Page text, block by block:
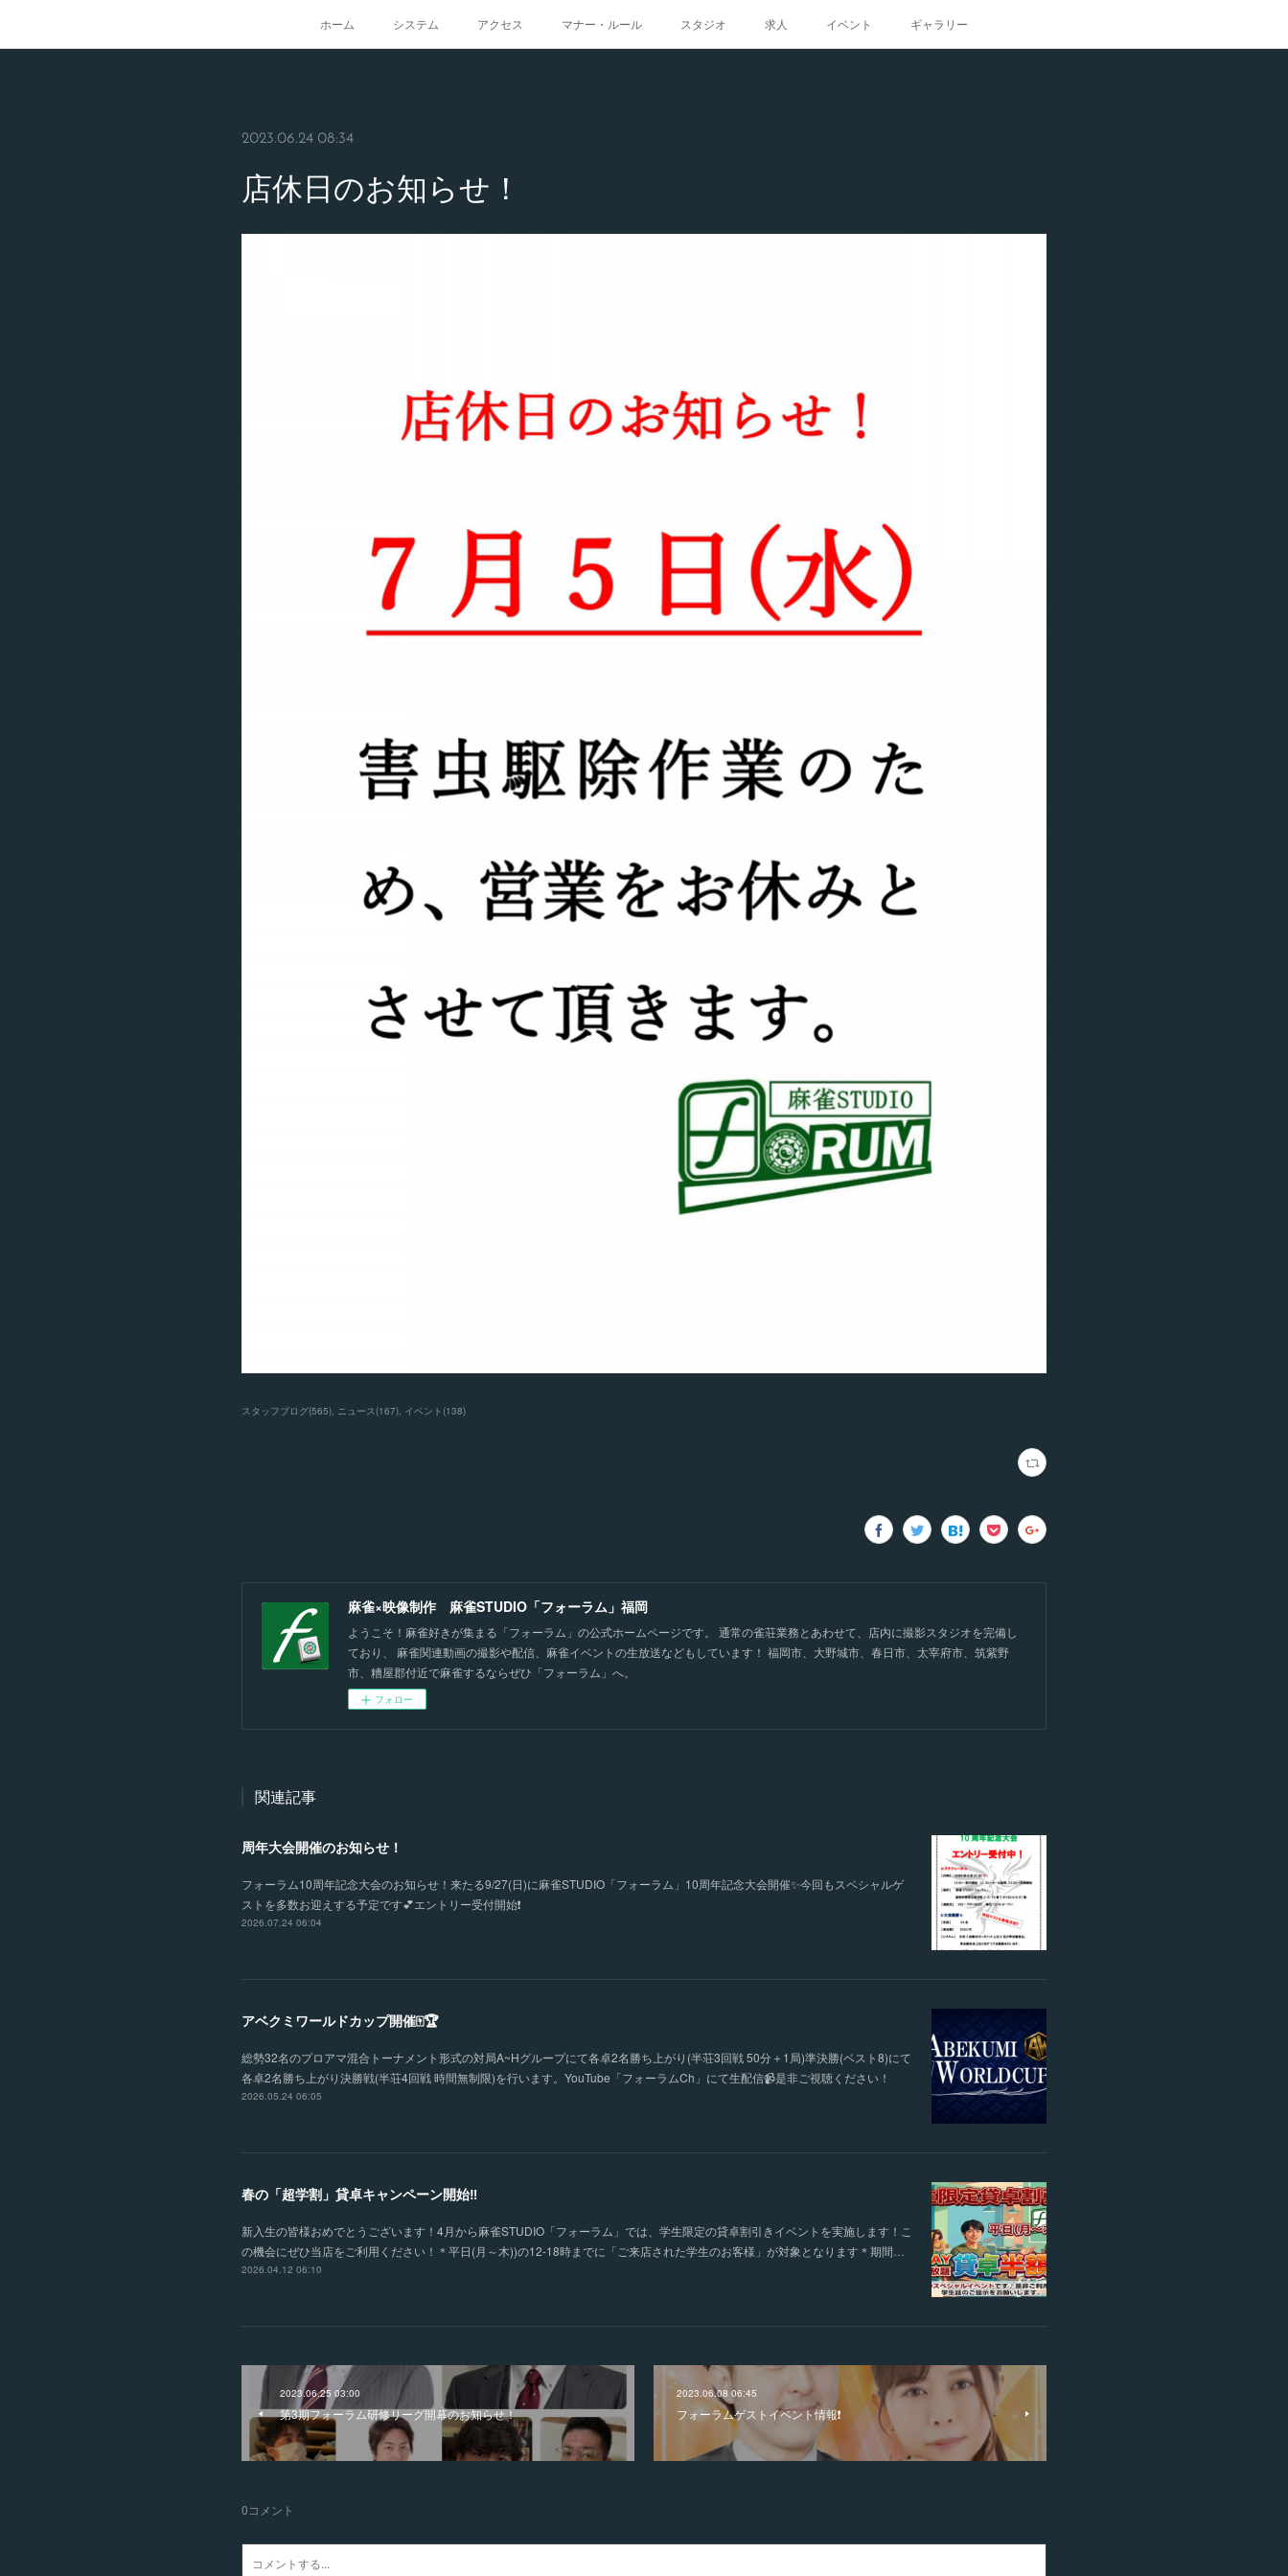
ホーム システム アクセス マナー・ルール スタジオ 求人 イベント ギャラリー
2023.06.24 08:34
店休日のお知らせ！
スタッフブログ(565) ニュース(167) イベント (138)
麻雀×映像制作 麻雀STUDIO「フォーラム」福岡
ようこそ！麻雀好きが集まる「フォーラム」の公式ホームページです。 通常の雀荘業務とあわせて、店内に撮影スタジオを完備し
ており、 麻雀関連動画の撮影や配信、麻雀イベントの生放送などもしています！ 福岡市、大野城市、春日市、太宰府市、筑紫野
市、糟屋郡付近で麻雀するならぜひ「フォーラム」へ。
フォロー
関連記事
周年大会開催のお知らせ！
フォーラム10周年記念大会のお知らせ！来たる9/27(日)に麻雀STUDIO「フォーラム」10周年記念大会開催✨今回もスペシャルゲ
ストを多数お迎えする予定です💕エントリー受付開始❗️
2026.07.24 06:04
アベクミワールドカップ開催🀄🏆
総勢32名のプロアマ混合トーナメント形式の対局A~Hグループにて各卓2名勝ち上がり(半荘3回戦 50分＋1局)準決勝(ベスト8)にて
各卓2名勝ち上がり決勝戦(半荘4回戦 時間無制限)を行います。YouTube「フォーラムCh」にて生配信📹是非ご視聴ください！
2026.05.24 06:05
春の「超学割」貸卓キャンペーン開始‼
新入生の皆様おめでとうございます！4月から麻雀STUDIO「フォーラム」では、学生限定の貸卓割引きイベントを実施します！こ
の機会にぜひ当店をご利用ください！＊平日(月～木))の12-18時までに「ご来店された学生のお客様」が対象となります＊期間…
2026.04.12 06:10
2023.06.25 03:00
第3期フォーラム研修リーグ開幕のお知らせ！
2023.06.08 06:45
フォーラムゲストイベント情報❗️
0コメント